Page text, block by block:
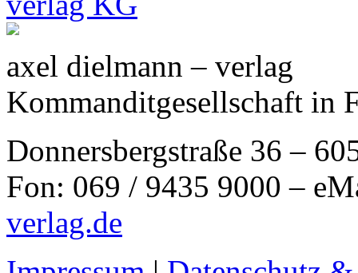
axel dielmann – verlag
Kommanditgesellschaft in
Donnersbergstraße 36 –
Fon: 069 / 9435 9000 –
verlag.de